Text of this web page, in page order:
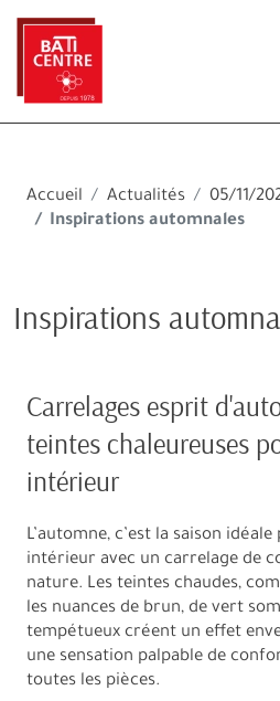
Accueil Actualités
05/11/
Inspirations automnales
Inspirations
Carrelages esprit
teintes chaleureuses
intérieur
L’automne, c’est la saison
intérieur avec un carrelage de
nature. Les teintes chaudes,
les nuances de brun, de vert
tempétueux créent un effet
une sensation palpable de
toutes les pièces.